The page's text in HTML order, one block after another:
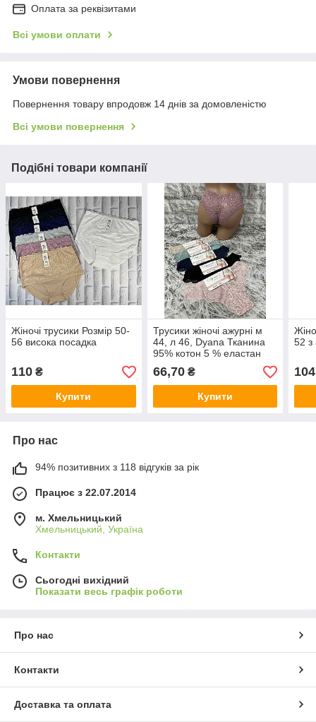
Оплата за реквізитами
Всі умови оплати
Умови повернення
Повернення товару впродовж 14 днів за домовленістю
Всі умови повернення
Подібні товари компанії
Жіночі трусики Розмір 50-
56 висока посадка
110 ₴
Купити
Трусики жіночі ажурні м
44, л 46, Dyana Тканина
95% котон 5 % еластан
66,70₴
Купити
52 з
Про нас
94% позитивних з 118 відгуків за рік
Працює з 22.07.2014
м. Хмельницький
Хмельницький, Україна
Контакти
Сьогодні вихідний
Показати весь графік роботи
Про нас
Контакти
Доставка та оплата